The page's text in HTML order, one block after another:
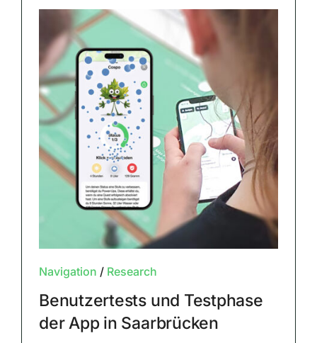
Navigation / Research
Benutzertests und Testphase
der App in Saarbrücken